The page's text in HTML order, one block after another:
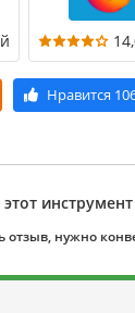
Нравится
инструмент
отзыв, нужно